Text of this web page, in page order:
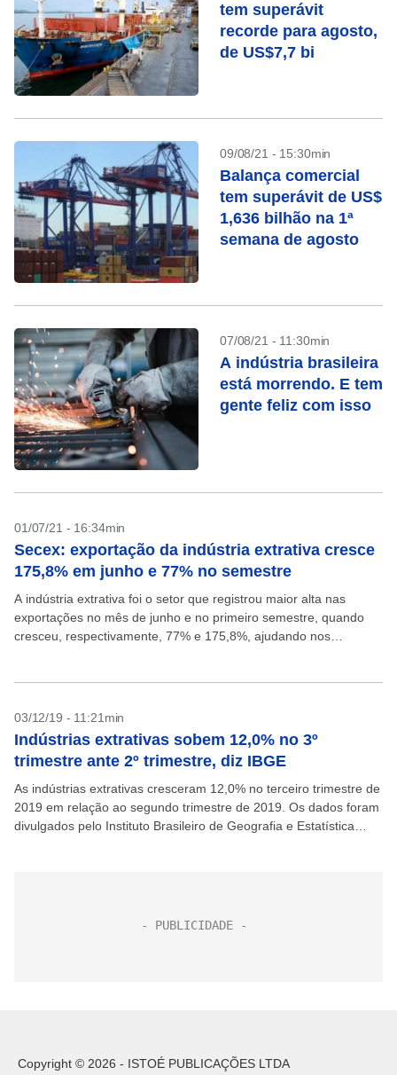
tem superávit
recorde para agosto,
de US$7,7 bi
09/08/21 - 15:30min
Balança comercial
tem superávit de US$
1,636 bilhão na 1ª
semana de agosto
07/08/21 - 11:30min
A indústria brasileira
está morrendo. E tem
gente feliz com isso
01/07/21 - 16:34min
Secex: exportação da indústria extrativa cresce
175,8% em junho e 77% no semestre
A indústria extrativa foi o setor que registrou maior alta nas
exportações no mês de junho e no primeiro semestre, quando
cresceu, respectivamente, 77% e 175,8%, ajudando nos
03/12/19 - 11:21min
Indústrias extrativas sobem 12,0% no 3º
trimestre ante 2º trimestre, diz IBGE
As indústrias extrativas cresceram 12,0% no terceiro trimestre de
2019 em relação ao segundo trimestre de 2019. Os dados foram
divulgados pelo Instituto Brasileiro de Geografia e Estatística
Copyright © 2026 - ISTOÉ PUBLICAÇÕES LTDA